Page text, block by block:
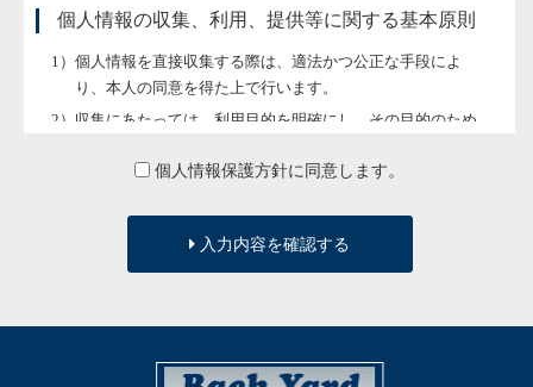
個人情報の収集、利用、提供等に関する基本原則
個人情報を直接収集する際は、適法かつ公正な手段によ
り、本人の同意を得た上で行います。
収集にあたっては、利用目的を明確にし、その目的のため
個人の利益を侵害する可能性が高い機微な情報は、本人の
個人情報保護方針に同意します。
入力内容を確認する